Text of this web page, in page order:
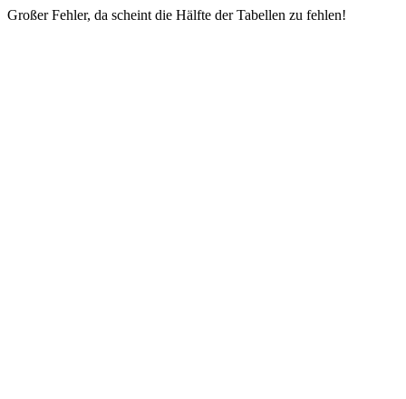
Großer Fehler, da scheint die Hälfte der Tabellen zu fehlen!